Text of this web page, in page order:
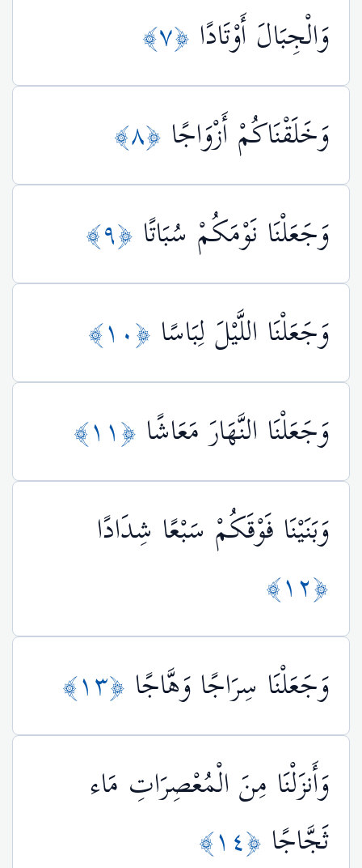
وَالْجِبَالَ أَوْتَادًا ﴿٧﴾
وَخَلَقْنَاكُمْ أَزْوَاجًا ﴿٨﴾
وَجَعَلْنَا نَوْمَكُمْ سُبَاتًا ﴿٩﴾
وَجَعَلْنَا اللَّيْلَ لِبَاسًا ﴿١٠﴾
وَجَعَلْنَا النَّهَارَ مَعَاشًا ﴿١١﴾
وَبَنَيْنَا فَوْقَكُمْ سَبْعًا شِدَادًا
﴿١٢﴾
وَجَعَلْنَا سِرَاجًا وَهَّاجًا ﴿١٣﴾
وَأَنزَلْنَا مِنَ الْمُعْصِرَاتِ مَاء
ثَجَّاجًا ﴿١٤﴾